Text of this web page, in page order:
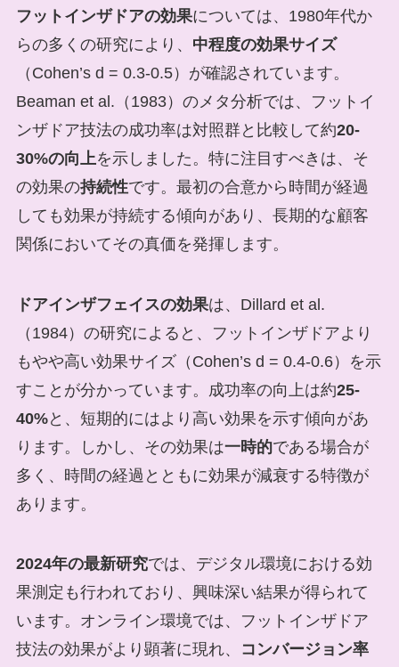
フットインザドアの効果については、1980年代か
らの多くの研究により、 中程度の効果サイズ
（Cohen’s d = 0.3-0.5）が確認されています。
Beaman et al.（1983）のメタ分析では、フットイ
ンザドア技法の成功率は対照群と比較して約20-
30%の向上を示しました。特に注目すべきは、そ
の効果の持続性です。最初の合意から時間が経過
しても効果が持続する傾向があり、長期的な顧客
関係においてその真価を発揮します。
ドアインザフェイスの効果は、Dillard et al.
（1984）の研究によると、フットインザドアより
もやや高い効果サイズ（Cohen’s d = 0.4-0.6）を示
すことが分かっています。成功率の向上は約25-
40%と、短期的にはより高い効果を示す傾向があ
ります。しかし、その効果は一時的である場合が
多く、時間の経過とともに効果が減衰する特徴が
あります。
2024年の最新研究では、デジタル環境における効
果測定も行われており、興味深い結果が得られて
います。オンライン環境では、フットインザドア
技法の効果がより顕著に現れ、
コンバージョン率